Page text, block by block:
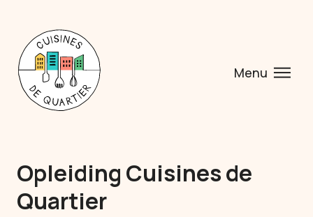
Menu
Opleiding Cuisines de
Quartier